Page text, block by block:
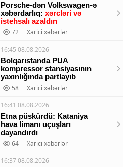
Porsche-dən Volkswagen-ə
xəbərdarlıq: xərcləri və
istehsalı azaldın
72
Xarici xəbərlər
16:45 08.08.2026
Bolqarıstanda PUA
kompressor stansiyasının
yaxınlığında partlayıb
58
Xarici xəbərlər
16:41 08.08.2026
Etna püskürdü: Kataniya
hava limanı uçuşları
dayandırdı
64
Xarici xəbərlər
16:37 08.08.2026